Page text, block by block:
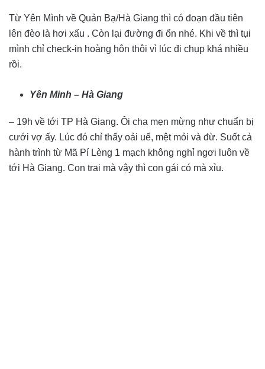
Từ Yên Mình về Quản Bạ/Hà Giang thì có đoạn đầu tiên
lên đèo là hơi xấu . Còn lại đường đi ổn nhé. Khi về thì tụi
mình chỉ check-in hoàng hôn thôi vì lúc đi chụp khá nhiều
rồi.
Yên Minh – Hà Giang
– 19h về tới TP Hà Giang. Ôi cha mẹn mừng như chuẩn bị
cưới vợ ấy. Lúc đó chỉ thấy oải uể, mệt mỏi và đừ. Suốt cả
hành trình từ Mã Pí Lèng 1 mạch không nghỉ ngơi luôn về
tới Hà Giang. Con trai mà vậy thì con gái có mà xỉu.